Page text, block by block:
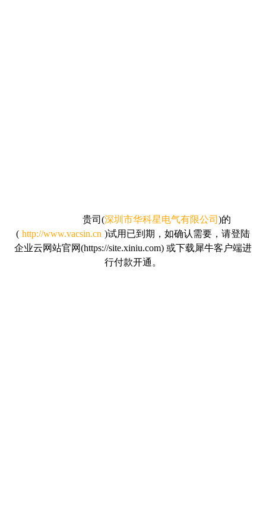
贵司 (深圳市华科星电气有限公司 )的
( http://www.vacsin.cn )试用已到期，如确认需要，请登陆
企业云网站官网(https://site.xiniu.com) 或下载犀牛客户端进
行付款开通。